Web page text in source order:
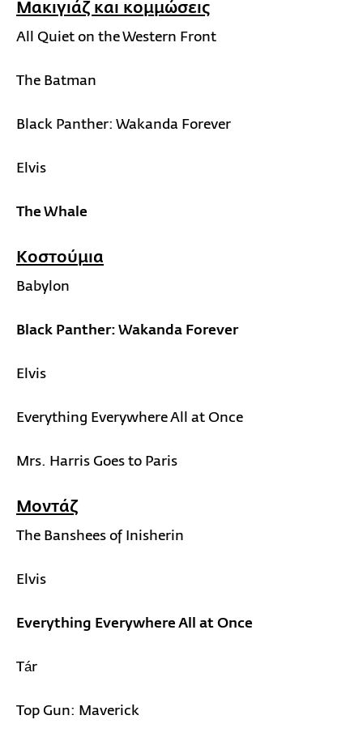
Μακιγιάζ και κομμώσεις
All Quiet on the Western Front
The Batman
Black Panther: Wakanda Forever
Elvis
The Whale
Κοστούμια
Babylon
Black Panther: Wakanda Forever
Elvis
Everything Everywhere All at Once
Mrs. Harris Goes to Paris
Μοντάζ
The Banshees of Inisherin
Elvis
Everything Everywhere All at Once
Tár
Top Gun: Maverick